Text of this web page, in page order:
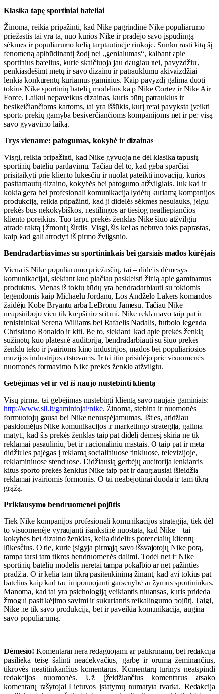
Klasika tapę sportiniai bateliai
Žinoma, reikia pripažinti, kad Nike pagrindinė Nike populiarumo
priežastis tai yra ta, nuo kurios Nike ir pradėjo savo įspūdingą
sėkmės ir populiarumo kelią tarptautinėje rinkoje. Sunku rasti kitą šį
fenomeną apibūdinantį žodį nei „genialumas“, kalbant apie
sportinius batelius, kurie skaičiuoja jau daugiau nei, pavyzdžiui,
penkiasdešimt metų ir savo dizainu ir patrauklumu akivaizdžiai
lenkia konkurentų kuriamus gaminius. Kaip pavyzdį galima duoti
tokius Nike sportinių batelių modelius kaip Nike Cortez ir Nike Air
Force. Laikui nepaveikus dizainas, kuris būtų patrauklus ir
besikeičiančioms kartoms, tai yra iššūkis, kurį retai pavyksta įveikti
sporto prekių gamyba besiverčiančioms kompanijoms net ir per visą
savo gyvavimo laiką.
Trys viename: patogumas, kokybė ir dizainas
Visgi, reikia pripažinti, kad Nike gyvuoja ne dėl klasika tapusių
sportinių batelių pardavimų. Tačiau dėl to, kad geba sparčiai
prisitaikyti prie kliento lūkesčių ir nuolat pateikti inovacijų, kurios
pasitarnautų dizaino, kokybės bei patogumo atžvilgiais. Juk kad ir
kokia gera bei profesionali komunikacija lydėtų kuriamą kompanijos
produkciją, reikia pripažinti, kad ji didelės sėkmės nesulauks, jeigu
prekės bus nekokybiškos, nestilingos ar tiesiog neatliepiančios
kliento poreikius. Tuo tarpu prekės ženklas Nike šiuo atžvilgiu
atrado raktą į žmonių širdis. Visgi, šis kelias nebuvo toks paprastas,
kaip kad gali atrodyti iš pirmo žvilgsnio.
Bendradarbiavimas su sportininkais bei garsiais mados kūrėjais
Viena iš Nike populiarumo priežasčių, tai – didelis dėmesys
komunikacijai, siekiant kuo plačiau paskleisti žinią apie gaminamus
produktus. Vienas iš tokių būdų yra bendradarbiauti su tokiomis
legendomis kaip Michaelu Jordanu, Los Andželo Lakers komandos
žaidėju Kobe Bryantu arba LeBronu Jamesu. Tačiau Nike
neapsiribojo vien tik krepšinio sritimi. Nike reklamavo taip pat ir
tenisininkai Serena Williams bei Rafaelis Nadalis, futbolo legenda
Christiano Ronaldo ir kiti. Be to, siekiant, kad apie prekės ženklą
sužinotų kuo platesnė auditorija, bendradarbiauti su šiuo prekės
ženklu teko ir įvairioms kino industrijos, mados bei populiariosios
muzijos industrijos atstovams. Ir tai itin prisidėjo prie visuomenės
nuomonės formavimo Nike prekės ženklo atžvilgiu.
Gebėjimas vėl ir vėl iš naujo nustebinti klientą
Visų pirma, tai gebėjimas nustebinti klientą savo naujais gaminiais:
http://www.sil.lt/gamintojai/nike. Žinoma, stebina ir nuomonės
formuotojų gausa bei Nike nenuspėjamumas. Išties, atidžiau
pasidomėjus Nike komunikacijos ir marketingo strategija, galima
matyti, kad šis prekės ženklas taip pat didelį dėmesį skiria ne tik
reklamai pasauliniu, bet ir nacionaliniu mastais. O taip pat ir meta
didžiules pajėgas į reklamą socialiniuose tinkluose, televizijoje,
reklaminiuose stenduose. Didžiausią gerbėjų auditorija lenkiantis
kitus sporto prekės ženklus Nike taip pat ir daugiausiai išleidžia
reklamai įvairiomis formomis. O tai neabejotinai duoda ir tam tikrą
grąžą.
Priklausymo bendruomenei pojūtis
Tiek Nike kompanijos profesionali komunikacijos strategija, tiek dėl
to visuomenėje vyraujanti išankstinė nuostata, kad Nike – tai
kokybės bei dizaino ženklas, kelia didelius potencialių klientų
lūkesčius. O tie, kurie įsigyja pirmąją savo išsvajotojų Nike porą,
tampa tarsi tam tikros bendruomenės dalimi. Todėl net ir Nike
sportinių batelių modelis neretai tampa pokalbio ar net pažinties
pradžia. O ir kelia tam tikrą pasitenkinimą žinant, kad avi tokius pat
batelius kaip kad tau imponuojanti garsenybė ar žymus sportininkas.
Manoma, kad tai yra psichologiją veikiantis niuansas, kuris prideda
žmogui pasitikėjimo savimi ir sukuriantis reikalingumo pojūtį. Taigi,
Nike ne tik savo produkcija, bet ir paveikia komunikacija, augina
savo populiarumą.
Dėmesio! Komentarai nėra redaguojami ar patikrinami, bet redakcija
pasilieka teisę šalinti neadekvačius, garbę ir orumą žeminančius,
tikrovės neatitinkančius komentarus. Komentarų turinys neatspindi
redakcijos nuomonės. Už įžeidžiančius komentarus atsako
komentarų rašytojai Lietuvos įstatymų numatyta tvarka. Redakcija